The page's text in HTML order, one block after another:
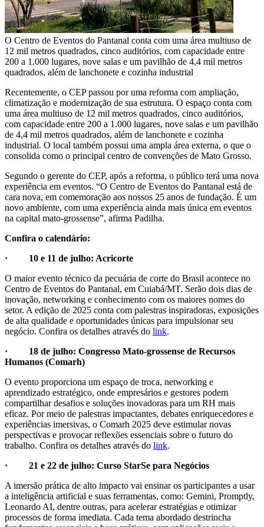
O Centro de Eventos do Pantanal conta com uma área multiuso de
12 mil metros quadrados, cinco auditórios, com capacidade entre
200 a 1.000 lugares, nove salas e um pavilhão de 4,4 mil metros
quadrados, além de lanchonete e cozinha industrial
Recentemente, o CEP passou por uma reforma com ampliação,
climatização e modernização de sua estrutura. O espaço conta com
uma área multiuso de 12 mil metros quadrados, cinco auditórios,
com capacidade entre 200 a 1.000 lugares, nove salas e um pavilhão
de 4,4 mil metros quadrados, além de lanchonete e cozinha
industrial. O local também possui uma ampla área externa, o que o
consolida como o principal centro de convenções de Mato Grosso.
Segundo o gerente do CEP, após a reforma, o público terá uma nova
experiência em eventos. “O Centro de Eventos do Pantanal está de
cara nova, em comemoração aos nossos 25 anos de fundação. É um
novo ambiente, com uma experiência ainda mais única em eventos
na capital mato-grossense”, afirma Padilha.
Confira o calendário:
· 10 e 11 de julho: Acricorte
O maior evento técnico da pecuária de corte do Brasil acontece no
Centro de Eventos do Pantanal, em Cuiabá/MT. Serão dois dias de
inovação, networking e conhecimento com os maiores nomes do
setor. A edição de 2025 conta com palestras inspiradoras, exposições
de alta qualidade e oportunidades únicas para impulsionar seu
negócio. Confira os detalhes através do link.
· 18 de julho: Congresso Mato-grossense de Recursos
Humanos (Comarh)
O evento proporciona um espaço de troca, networking e
aprendizado estratégico, onde empresários e gestores podem
compartilhar desafios e soluções inovadoras para um RH mais
eficaz. Por meio de palestras impactantes, debates enriquecedores e
experiências imersivas, o Comarh 2025 deve estimular novas
perspectivas e provocar reflexões essenciais sobre o futuro do
trabalho. Confira os detalhes através do link.
· 21 e 22 de julho: Curso StarSe para Negócios
A imersão prática de alto impacto vai ensinar os participantes a usar
a inteligência artificial e suas ferramentas, como: Gemini, Promptly,
Leonardo AI, dentre outras, para acelerar estratégias e otimizar
processos de forma imediata. Cada tema abordado destrincha